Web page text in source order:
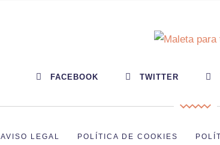
FACEBOOK TWITTER
AVISO LEGAL POLÍTICA DE COOKIES